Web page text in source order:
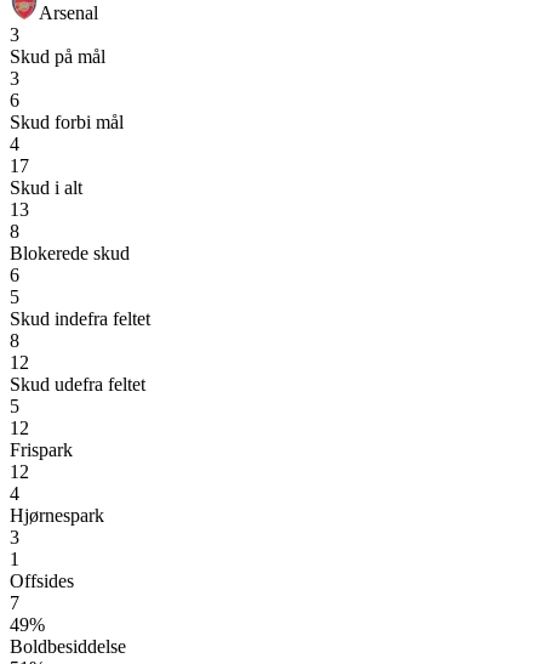
Arsenal
3
Skud på mål
3
6
Skud forbi mål
4
17
Skud i alt
13
8
Blokerede skud
6
5
Skud indefra feltet
8
12
Skud udefra feltet
5
12
Frispark
12
4
Hjørnespark
3
1
Offsides
7
49%
Boldbesiddelse